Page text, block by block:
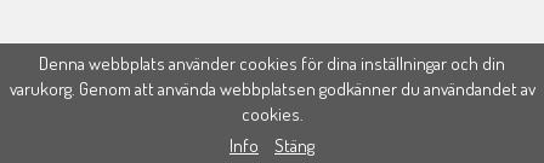
Drift & produktion: Wikinggruppen
Denna webbplats använder cookies för dina inställningar och din
varukorg. Genom att använda webbplatsen godkänner du användandet av
cookies.
Info
Stäng